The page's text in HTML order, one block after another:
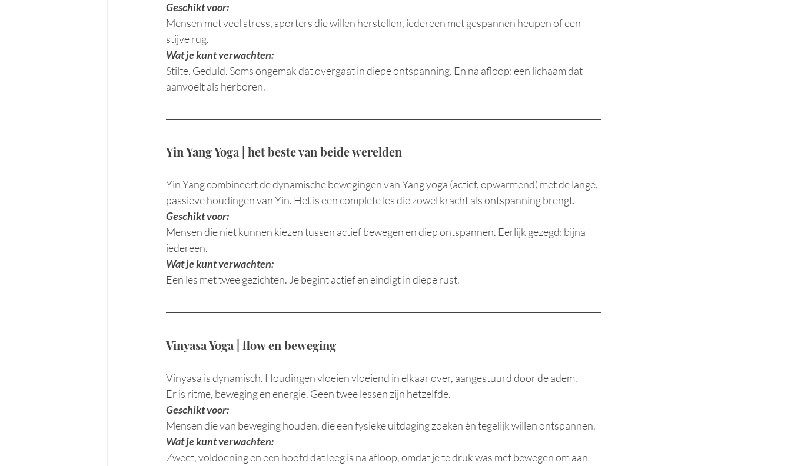
Geschikt voor:
Mensen met veel stress, sporters die willen herstellen, iedereen met gespannen heupen of een
stijve rug.
Wat je kunt verwachten:
Stilte. Geduld. Soms ongemak dat overgaat in diepe ontspanning. En na afloop: een lichaam dat
aanvoelt als herboren.
Yin Yang Yoga | het beste van beide werelden
Yin Yang combineert de dynamische bewegingen van Yang yoga (actief, opwarmend) met de lange,
passieve houdingen van Yin. Het is een complete les die zowel kracht als ontspanning brengt.
Geschikt voor:
Mensen die niet kunnen kiezen tussen actief bewegen en diep ontspannen. Eerlijk gezegd: bijna
iedereen.
Wat je kunt verwachten:
Een les met twee gezichten. Je begint actief en eindigt in diepe rust.
Vinyasa Yoga | flow en beweging
Vinyasa is dynamisch. Houdingen vloeien vloeiend in elkaar over, aangestuurd door de adem.
Er is ritme, beweging en energie. Geen twee lessen zijn hetzelfde.
Geschikt voor:
Mensen die van beweging houden, die een fysieke uitdaging zoeken én tegelijk willen ontspannen.
Wat je kunt verwachten:
Zweet, voldoening en een hoofd dat leeg is na afloop, omdat je te druk was met bewegen om aan